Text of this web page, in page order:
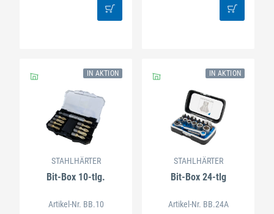
IN AKTION
STAHLHÄRTER
Bit-Box 10-tlg.
Artikel-Nr. BB.10
IN AKTION
STAHLHÄRTER
Bit-Box 24-tlg
Artikel-Nr. BB.24A